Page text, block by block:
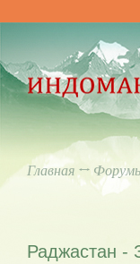
Главная ↔
Раджастан -